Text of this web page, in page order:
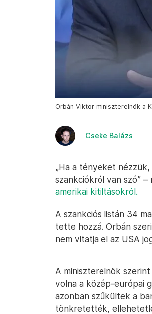
Orbán Viktor miniszterelnök a
Cseke Balázs
„Ha a tényeket
szankciókról van szó”
amerikai kitiltásokról.
A szankciós listán 34
tette hozzá. Orbán
nem vitatja el az USA
A miniszterelnök
volna a közép-európai
azonban szűkültek a
tönkretették,